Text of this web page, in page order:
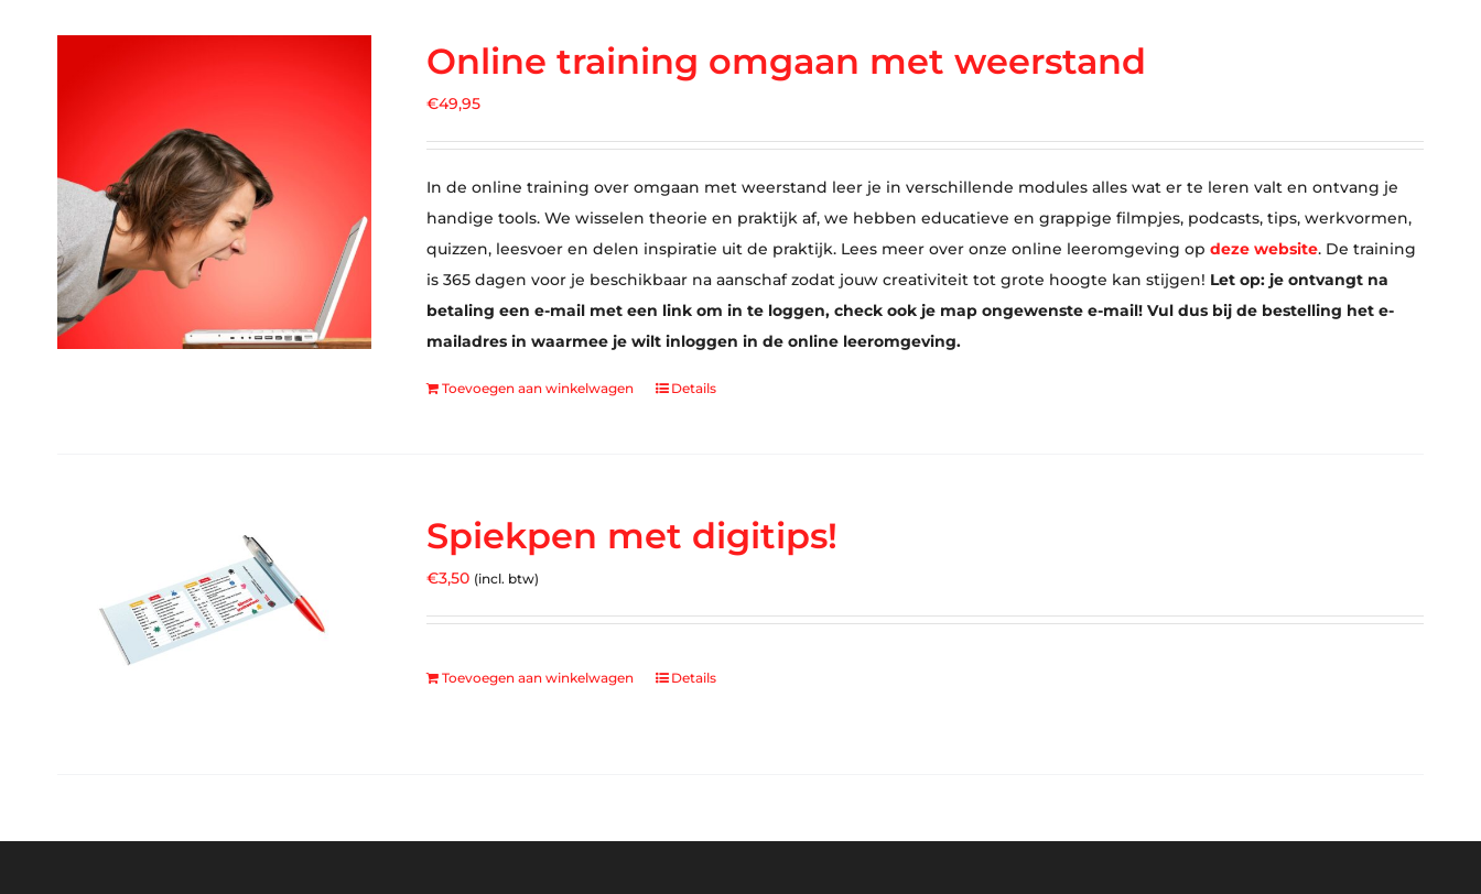
Online training omgaan met weerstand
€49,95
In de online training over omgaan met weerstand leer je in verschillende modules alles wat er te leren valt en ontvang je
handige tools. We wisselen theorie en praktijk af, we hebben educatieve en grappige filmpjes, podcasts, tips, werkvormen,
quizzen, leesvoer en delen inspiratie uit de praktijk. Lees meer over onze online leeromgeving op deze website. De training
is 365 dagen voor je beschikbaar na aanschaf zodat jouw creativiteit tot grote hoogte kan stijgen! Let op: je ontvangt na
betaling een e-mail met een link om in te loggen, check ook je map ongewenste e-mail! Vul dus bij de bestelling het e-
mailadres in waarmee je wilt inloggen in de online leeromgeving.
Toevoegen aan winkelwagen Details
Spiekpen met digitips!
€3,50 (incl. btw)
Toevoegen aan winkelwagen Details